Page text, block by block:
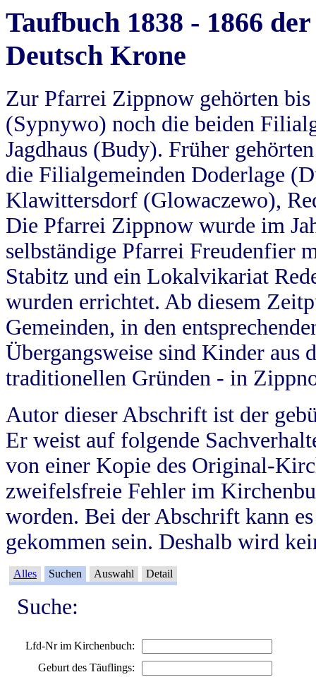
Taufbuch 1838 - 1866
Deutsch Krone
Zur Pfarrei Zippnow gehörten
(Sypnywo) noch die beiden
Jagdhaus (Budy). Früher
die Filialgemeinden Doderlage
Klawittersdorf (Glowaczewo),
Die Pfarrei Zippnow wurde im
selbständige Pfarrei Freudenfier
Stabitz und ein Lokalvikariat
wurden errichtet. Ab diesem
Gemeinden, in den
Übergangsweise sind Kinder aus
traditionellen Gründen - in
Autor dieser Abschrift ist der
Er weist auf folgende
von einer Kopie des Original-
zweifelsfreie Fehler im
worden. Bei der Abschrift kann
gekommen sein. Deshalb wird
Alles Suchen Auswahl Detail
Suche:
Lfd-Nr im Kirchenbuch:
Geburt des Täuflings: